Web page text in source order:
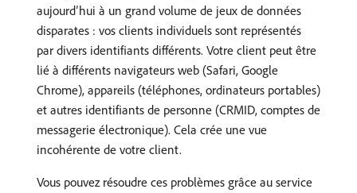
aujourd’hui à un grand volume de jeux de données
disparates : vos clients individuels sont représentés
par divers identifiants différents. Votre client peut être
lié à différents navigateurs web (Safari, Google
Chrome), appareils (téléphones, ordinateurs portables)
et autres identifiants de personne (CRMID, comptes de
messagerie électronique). Cela crée une vue
incohérente de votre client.
Vous pouvez résoudre ces problèmes grâce au service